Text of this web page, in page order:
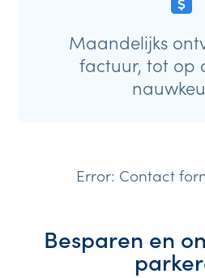
Maandelijks
factuur, tot op
Error: Contact
Besparen en